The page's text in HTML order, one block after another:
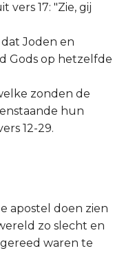
vers 17: "Zie, gij
Joden en
Gods op hetzelfde
zonden de
hun
12-29.
apostel doen zien
zo slecht en
waren te